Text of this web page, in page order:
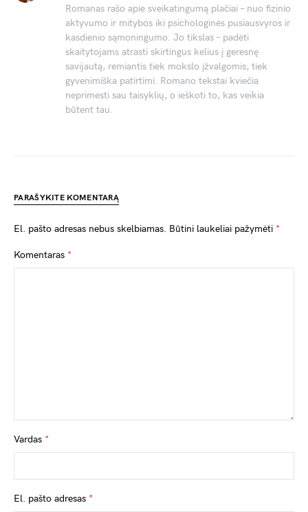
Romanas rašo apie sveikatingumą plačiai – nuo fizinio
aktyvumo ir mitybos iki psichologinės pusiausvyros ir
kasdienio sąmoningumo. Jo tikslas – padėti
skaitytojams atrasti skirtingus kelius į geresnę
savijautą, remiantis tiek mokslo įžvalgomis, tiek
gyvenimiška patirtimi. Romano tekstai kviečia
neprimesti sau taisyklių, o ieškoti to, kas veikia
būtent tau.
PARAŠYKITE KOMENTARĄ
El. pašto adresas nebus skelbiamas. Būtini laukeliai pažymėti *
Komentaras *
Vardas *
El. pašto adresas *